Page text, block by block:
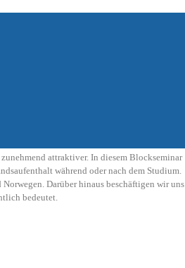
attraktiver. In diesem Blockseminar
während oder nach dem Studium.
Darüber hinaus beschäftigen wir uns
bedeutet.